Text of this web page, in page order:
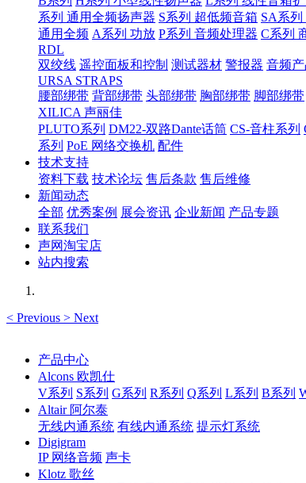
系列 通用全频扬声器 S系列 超低频音箱 SA系列
通用全频 A系列 功放 P系列 音频处理器 C系列
RDL
双绞线 遥控面板和控制 测试器材 警报器 音频
URSA STRAPS
腰部绑带 背部绑带 头部绑带 胸部绑带 脚部绑带
XILICA 声丽佳
PLUTO系列 DM22-双路Dante话筒 CS-音柱系列
系列 PoE 网络交换机 配件
技术支持
资料下载 技术论坛 售后条款 售后维修
新闻动态
全部 优秀案例 展会资讯 企业新闻 产品专题
联系我们
声网淘宝店
站内搜索
< Previous > Next
产品中心
Alcons 欧凯仕
V系列 S系列 G系列 R系列 Q系列 L系列 B系列
Altair 阿尔泰
无线内通系统 有线内通系统 提示灯系统
Digigram
IP 网络音频 声卡
Klotz 歌丝